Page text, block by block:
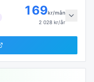
169kr/mån
2 028 kr/år